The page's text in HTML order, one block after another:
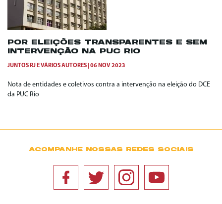
POR ELEIÇÕES TRANSPARENTES E SEM
INTERVENÇÃO NA PUC RIO
JUNTOS RJ EVÁRIOS AUTORES 06 NOV 2023
Nota de entidades e coletivos contra a intervenção na eleição do DCE
da PUC Rio
ACOMPANHE NOSSAS REDES SOCIAIS